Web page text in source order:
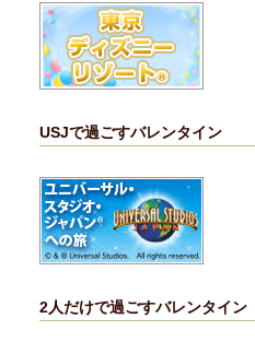
USJで過ごすバレンタイン
2人だけで過ごすバレンタイン